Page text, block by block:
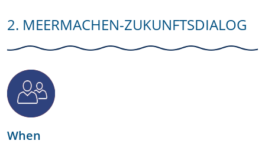
2. MEERMACHEN-ZUKUNFTSDIALOG
When